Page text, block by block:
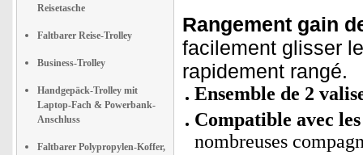
Reisetasche
Faltbarer Reise-Trolley
Business-Trolley
Handgepäck-Trolley mit
Laptop-Fach & Powerbank-
Anschluss
Faltbarer Polypropylen-Koffer,
Rangement gain
facilement glisser
rapidement rangé.
Ensemble de 2
Compatible avec
nombreuses